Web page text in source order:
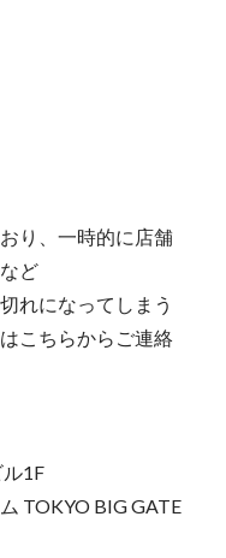
り、一時的に店舗
ど
れになってしまう
こちらからご連絡
1F
TOKYO BIG GATE